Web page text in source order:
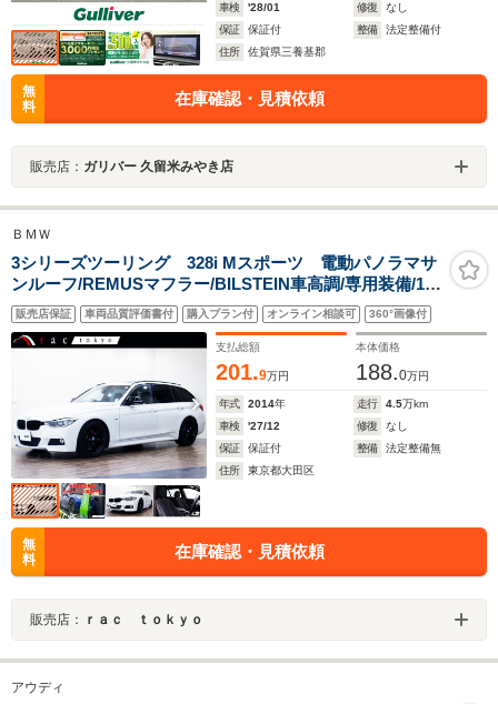
車検
'28/01 修復
なし
保証
保証付 整備
法定整備付
住所
佐賀県三養基郡
無
料
在庫確認・見積依頼
販売店： ガリバー 久留米みやき店
ＢＭＷ
3シリーズツーリング 328i Mスポーツ 電動パノラマサ
ンルーフ/REMUSマフラー/BILSTEIN車高調/専用装備/18
インチアルミ/ブラックキドニーグリル/ブラックミラーキ
ャップ/電動テールゲート/メモリー付き電動シート/FTPチ
ャージパイプ/ルーフレール/地デジ
販売店保証 車両品質評価書付 購入プラン付 オンライン相談可 360°画像付
支払総額
201.9万円
本体価格
188.0万円
年式 2014年 走行 4.5万km
車検
'27/12 修復
なし
保証
保証付 整備
法定整備無
住所
東京都大田区
無
料
在庫確認・見積依頼
販売店： ｒａｃ ｔｏｋｙｏ
アウディ